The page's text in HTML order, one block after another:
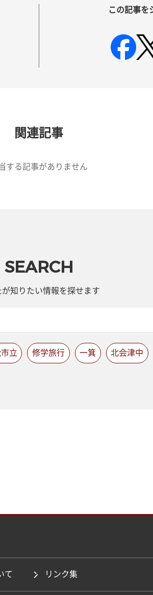
この記事を
関連記事
する記事がありません
SEARCH
が知りたい情報を探せます
立 修学旅行 一箕 北会津中
て リンク集